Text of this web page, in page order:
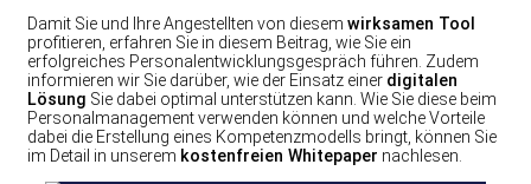
Damit Sie und Ihre Angestellten von diesem wirksamen Tool
profitieren, erfahren Sie in diesem Beitrag, wie Sie ein
erfolgreiches Personalentwicklungsgespräch führen. Zudem
informieren wir Sie darüber, wie der Einsatz einer digitalen
Lösung Sie dabei optimal unterstützen kann. Wie Sie diese beim
Personalmanagement verwenden können und welche Vorteile
dabei die Erstellung eines Kompetenzmodells bringt, können Sie
im Detail in unserem kostenfreien Whitepaper nachlesen.